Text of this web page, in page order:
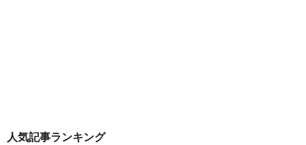
人気記事ランキング